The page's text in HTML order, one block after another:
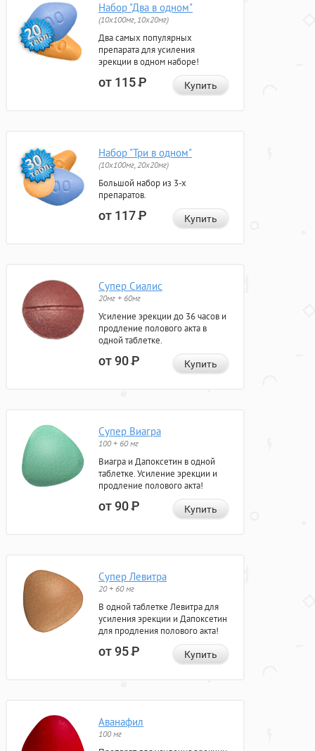
Набор "Два в одном"
(10x100мг, 10x20мг)
Два самых популярных
препарата для усиления
эрекции в одном наборе!
от 115Р Купить
Набор "Три в одном"
(10x100мг, 20x20мг)
Большой набор из 3-х
препаратов.
от 117Р Купить
Супер Сиалис
20мг + 60мг
Усиление эрекции до 36 часов и
продление полового акта в
одной таблетке.
от 90Р Купить
Супер Виагра
100 + 60 мг
Виагра и Дапоксетин в одной
таблетке. Усиление эрекции и
продление полового акта!
от 90Р Купить
Супер Левитра
20 + 60 мг
В одной таблетке Левитра для
усиления эрекции и Дапоксетин
для продления полового акта!
от 95Р Купить
Аванафил
100 мг